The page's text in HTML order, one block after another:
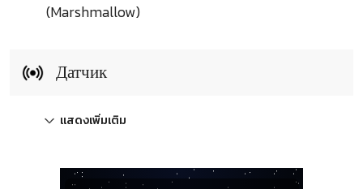
(Marshmallow)
Датчик
แสดงเพิ่มเติม